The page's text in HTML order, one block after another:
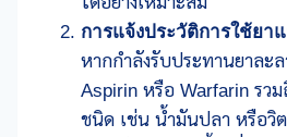
การแจ้งประวัติการใช้ยา
หากกำลังรับประทานยาละ
Aspirin หรือ Warfarin รวม
ชนิด เช่น น้ำมันปลา หรือวิ